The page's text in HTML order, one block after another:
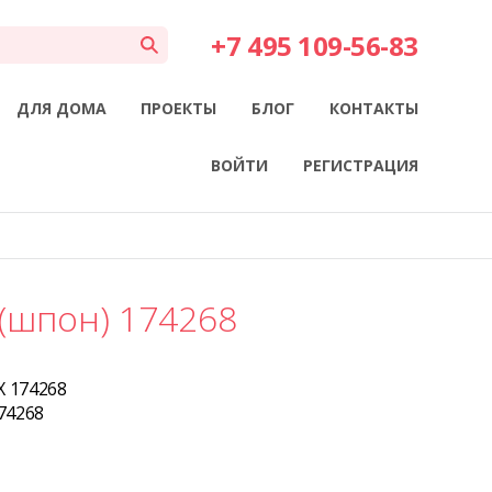
+7 495 109-56-83
ДЛЯ ДОМА ПРОЕКТЫ БЛОГ КОНТАКТЫ
ВОЙТИ РЕГИСТРАЦИЯ
174268
174268